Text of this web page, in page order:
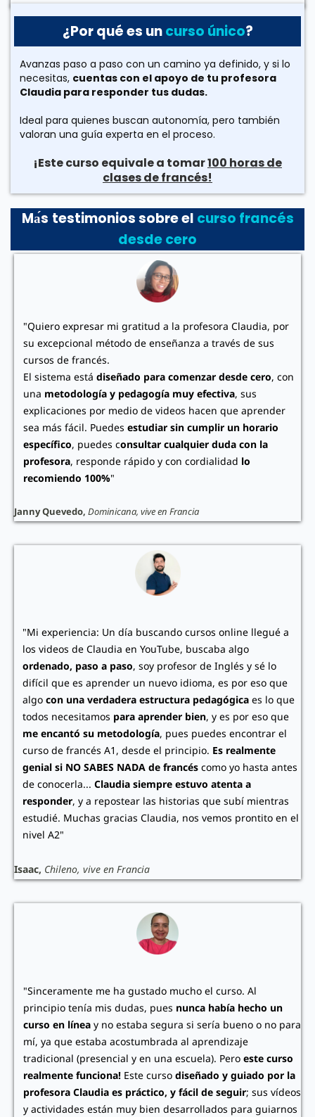
¿Por qué es uncurso único?
Avanzas paso a paso con un camino ya definido, y si lo
necesitas, cuentas con el apoyo de tu profesora
Claudia para responder tus dudas.
Ideal para quienes buscan autonomía, pero también
valoran una guía experta en el proceso.
¡Este curso equivale a tomar100 horas de
clases de francés!
Mа́s testimonios sobre el curso francés
desde cero
"Quiero expresar mi gratitud a la profesora Claudia, por
su excepcional método de enseñanza a través de sus
cursos de francés.
El sistema está diseñado para comenzar desde cero, con
una metodología y pedagogía muy efectiva, sus
explicaciones por medio de videos hacen que aprender
sea más fácil. Puedes estudiar sin cumplir un horario
específico, puedes consultar cualquier duda con la
profesora, responde rápido y con cordialidad lo
recomiendo 100%"
Janny Quevedo, Dominicana, vive en Francia
"Mi experiencia: Un día buscando cursos online llegué a
los videos de Claudia en YouTube, buscaba algo
ordenado, paso a paso, soy profesor de Inglés y sé lo
difícil que es aprender un nuevo idioma, es por eso que
algo con una verdadera estructura pedagógica es lo que
todos necesitamos para aprender bien, y es por eso que
me encantó su metodología, pues puedes encontrar el
curso de francés A1, desde el principio. Es realmente
genial si NO SABES NADA de francés como yo hasta antes
de conocerla... Claudia siempre estuvo atenta a
responder, y a repostear las historias que subí mientras
estudié. Muchas gracias Claudia, nos vemos prontito en el
nivel A2"
Isaac, Chileno, vive en Francia
"Sinceramente me ha gustado mucho el curso. Al
principio tenía mis dudas, pues nunca había hecho un
curso en línea y no estaba segura si sería bueno o no para
mí, ya que estaba acostumbrada al aprendizaje
tradicional (presencial y en una escuela). Pero este curso
realmente funciona! Este curso diseñado y guiado por la
profesora Claudia es práctico, y fácil de seguir; sus vídeos
y actividades están muy bien desarrollados para guiarnos